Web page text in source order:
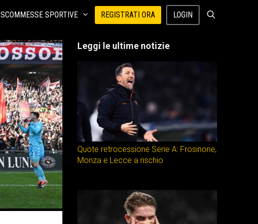
SCOMMESSE SPORTIVE REGISTRATI ORA LOGIN
Leggi le ultime notizie
Quote retrocessione Serie A: Frosinone,
Monza e Lecce a rischio